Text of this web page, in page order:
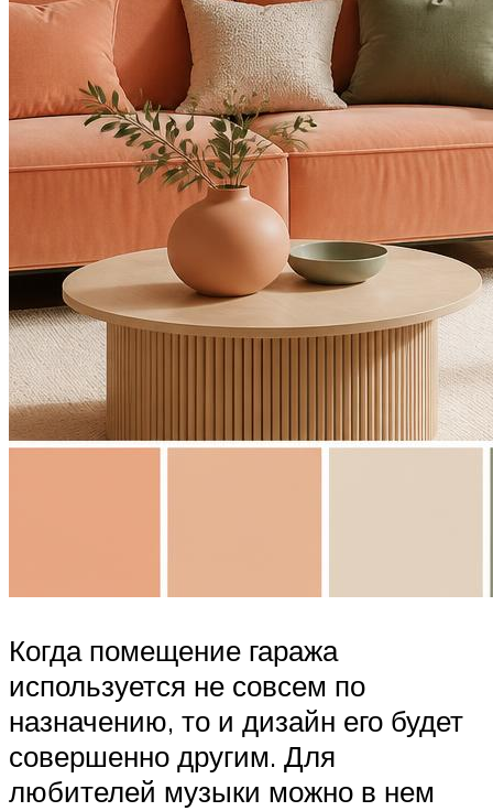
Когда помещение гаража
используется не совсем по
назначению, то и дизайн его будет
совершенно другим. Для
любителей музыки можно в нем